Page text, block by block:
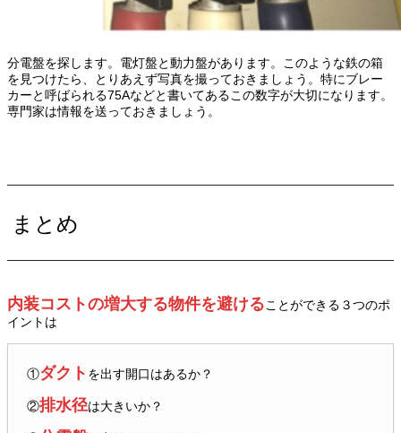
分電盤を探します。電灯盤と動力盤があります。このような鉄の箱
を見つけたら、とりあえず写真を撮っておきましょう。特にブレー
カーと呼ばられる75Aなどと書いてあるこの数字が大切になります。
専門家は情報を送っておきましょう。
まとめ
内装コストの増大する物件を避けることができる３つのポ
イントは
①ダクト を出す開口はあるか？
②排水径は大きいか？